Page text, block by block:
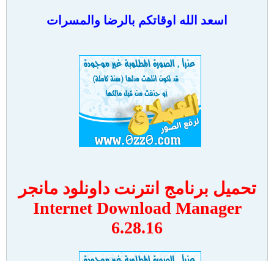
اسعد الله اوقاتكم بالرضا والمسرات
تحميل برنامج انترنت داونلود مانجر
Internet Download Manager
6.28.16